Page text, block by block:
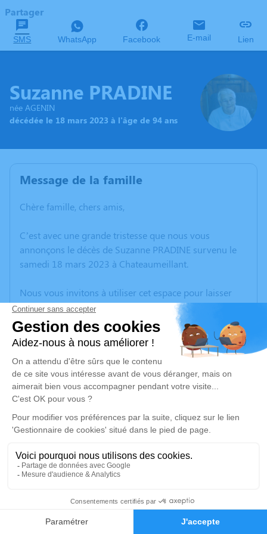
Faire-part Hommages
Partager
SMS WhatsApp Facebook E-mail Lien
Suzanne PRADINE
née AGENIN
décédée le 18 mars 2023 à l'âge de 94 ans
Message de la famille
Chère famille, chers amis,
C’est avec une grande tristesse que nous vous
annonçons le décès de Suzanne PRADINE survenu le
samedi 18 mars 2023 à Chateaumeillant.
Nous vous invitons à utiliser cet espace pour laisser
vos condoléances, partager des photos souvenirs, une
anecdote ou exprimer vos pensées à travers des
poèmes ou des textes. Cet endroit est un lieu
d'expression dédié à honorer la mémoire de Suzanne
PRADINE.
Un service de plantation d’arbre hommage est
disponible ici.
Je rends hommage
Cérémonie religieuse
Église de Préveranges
18370 Préveranges